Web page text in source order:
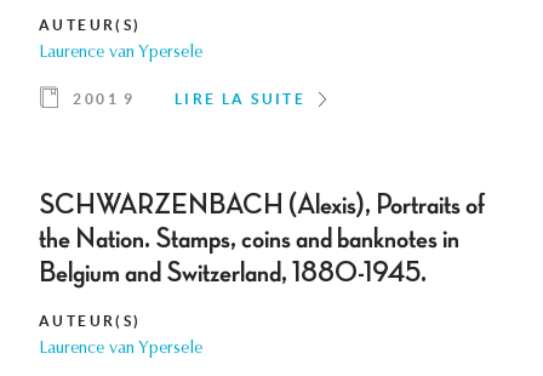
AUTEUR(S)
Laurence van Ypersele
2001 9 LIRE LA SUITE
SCHWARZENBACH (Alexis), Portraits of
the Nation. Stamps, coins and banknotes in
Belgium and Switzerland, 1880-1945.
AUTEUR(S)
Laurence van Ypersele